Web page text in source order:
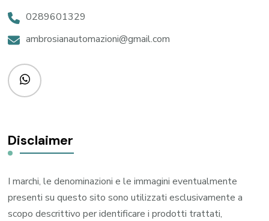
0289601329
ambrosianautomazioni@gmail.com
Disclaimer
I marchi, le denominazioni e le immagini eventualmente
presenti su questo sito sono utilizzati esclusivamente a
scopo descrittivo per identificare i prodotti trattati,